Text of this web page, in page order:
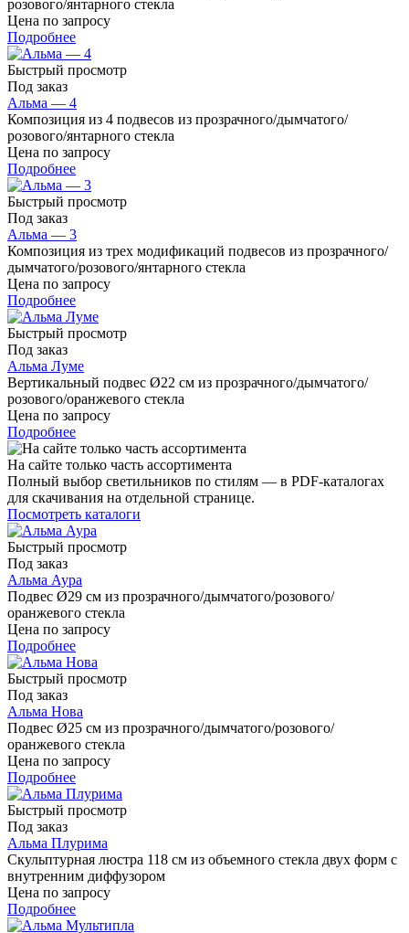
розового/янтарного стекла
Цена по запросу
Подробнее
Быстрый просмотр
Под заказ
Альма — 4
Композиция из 4 подвесов из прозрачного/дымчатого/
розового/янтарного стекла
Цена по запросу
Подробнее
Быстрый просмотр
Под заказ
Альма — 3
Композиция из трех модификаций подвесов из прозрачного/
дымчатого/розового/янтарного стекла
Цена по запросу
Подробнее
Быстрый просмотр
Под заказ
Альма Луме
Вертикальный подвес Ø22 см из прозрачного/дымчатого/
розового/оранжевого стекла
Цена по запросу
Подробнее
На сайте только часть ассортимента
Полный выбор светильников по стилям — в PDF-каталогах
для скачивания на отдельной странице.
Посмотреть каталоги
Быстрый просмотр
Под заказ
Альма Аура
Подвес Ø29 см из прозрачного/дымчатого/розового/
оранжевого стекла
Цена по запросу
Подробнее
Быстрый просмотр
Под заказ
Альма Нова
Подвес Ø25 см из прозрачного/дымчатого/розового/
оранжевого стекла
Цена по запросу
Подробнее
Быстрый просмотр
Под заказ
Альма Плурима
Скульптурная люстра 118 см из объемного стекла двух форм с
внутренним диффузором
Цена по запросу
Подробнее